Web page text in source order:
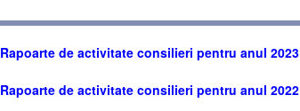
Rapoarte de activitate consilieri pentru anul 2023
Rapoarte de activitate consilieri pentru anul 2022